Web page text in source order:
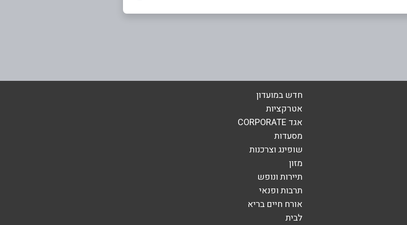
חדש במועדון
אטרקציות
אגד CORPORATE
מסעדות
שופינג וצרכנות
מזון
תיירות ונופש
תרבות ופנאי
אורח חיים בריא
לבית